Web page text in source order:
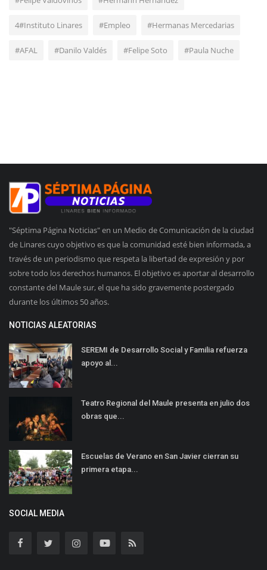
4#Instituto Linares #Empleo #Hermanas Mercedarias
#AFAL #Danilo Valdés #Felipe Soto #Paula Nuche
"Séptima Página Noticias" en un Medio de Comunicación de la ciudad
de Linares cuyo objetivo es que la comunidad esté bien informada, a
través de un periodismo que respeta la libertad de expresión y por
sobre todo los derechos humanos. El objetivo es aportar al desarrollo
constante del Maule sur, el que ha sido gravemente postergado
durante los últimos 50 años.
NOTICIAS ALEATORIAS
SEREMI de Desarrollo Social y Familia refuerza
apoyo al...
Teatro Regional del Maule presenta en julio dos
obras que...
Escuelas de Verano en San Javier cierran su
primera etapa...
SOCIAL MEDIA